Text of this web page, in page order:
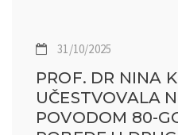
31/10/2025
PROF. DR NINA
UČESTVOVALA
POVODOM 80-